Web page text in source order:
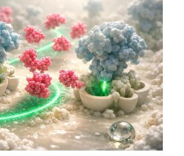
јазик